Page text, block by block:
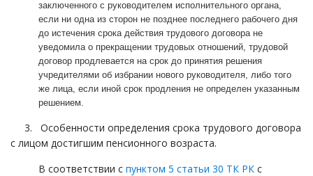
заключенного с руководителем исполнительного органа,
если ни одна из сторон не позднее последнего рабочего дня
до истечения срока действия трудового договора не
уведомила о прекращении трудовых отношений, трудовой
договор продлевается на срок до принятия решения
учредителями об избрании нового руководителя, либо того
же лица, если иной срок продления не определен указанным
решением.
3.
Особенности определения срока трудового договора
с лицом достигшим пенсионного возраста.
В соответствии с пунктом 5 статьи 30 ТК РК с